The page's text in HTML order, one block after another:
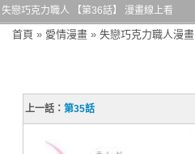
失戀巧克力職人 【第36話】 漫畫線上看
首頁 » 愛情漫畫 » 失戀巧克力職人漫畫
上一話：第35話